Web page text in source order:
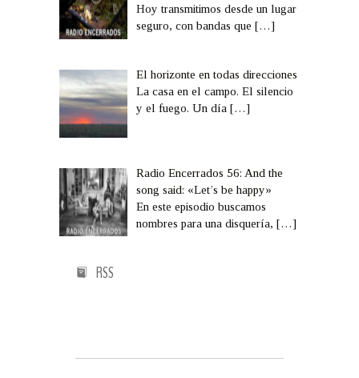
Hoy transmitimos desde un lugar
seguro, con bandas que[…]
El horizonte en todas direcciones
La casa en el campo. El silencio
y el fuego. Un día[…]
Radio Encerrados 56: And the
song said: «Let’s be happy»
En este episodio buscamos
nombres para una disquería,[…]
RSS